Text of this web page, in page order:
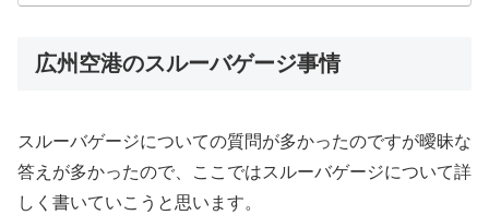
広州空港のスルーバゲージ事情
スルーバゲージについての質問が多かったのですが曖昧な
答えが多かったので、ここではスルーバゲージについて詳
しく書いていこうと思います。